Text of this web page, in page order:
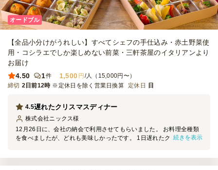
オードブル
【全品小分けがうれしい】すべてシェフの手仕込み・赤土野菜使
用・コシラエでしか楽しめない前菜・三軒茶屋のイタリアンより
お届け
4.50
1件 1,500 円/人（15,000円〜）
締切 2日前12時 ※定休日を除く営業日換算 定休日 日
遅れたクリスマスディナー
4.5
株式会社ニックス様
12月26日に、会社の納会で利用させてもらいました。 お料理全種類
を食べましたが、どれも美味しかったです。 1日遅れたクリスマスパ
続きを表示